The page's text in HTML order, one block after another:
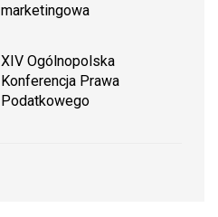
marketingowa
XIV Ogólnopolska
Konferencja Prawa
Podatkowego